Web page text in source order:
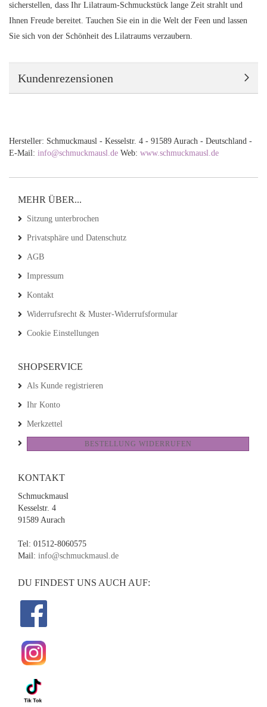
sicherstellen, dass Ihr Lilatraum-Schmuckstück lange Zeit strahlt und
Ihnen Freude bereitet. Tauchen Sie ein in die Welt der Feen und lassen
Sie sich von der Schönheit des Lilatraums verzaubern.
Kundenrezensionen
Hersteller: Schmuckmausl - Kesselstr. 4 - 91589 Aurach - Deutschland -
E-Mail: info@schmuckmausl.de Web: www.schmuckmausl.de
MEHR ÜBER...
Sitzung unterbrochen
Privatsphäre und Datenschutz
AGB
Impressum
Kontakt
Widerrufsrecht & Muster-Widerrufsformular
Cookie Einstellungen
SHOPSERVICE
Als Kunde registrieren
Ihr Konto
Merkzettel
BESTELLUNG WIDERRUFEN
KONTAKT
Schmuckmausl
Kesselstr. 4
91589 Aurach
Tel: 01512-8060575
Mail: info@schmuckmausl.de
DU FINDEST UNS AUCH AUF: